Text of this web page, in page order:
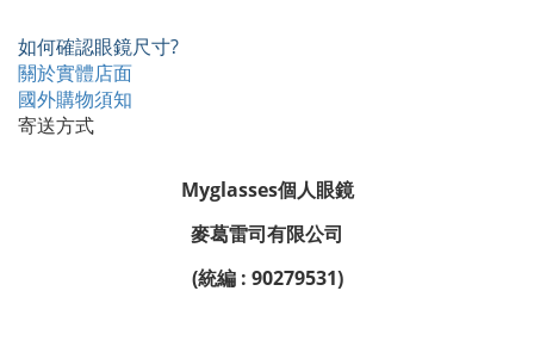
如何確認眼鏡尺寸?
關於實體店面
國外購物須知
寄送方式
Myglasses個人眼鏡
麥葛雷司有限公司
(統編 : 90279531)